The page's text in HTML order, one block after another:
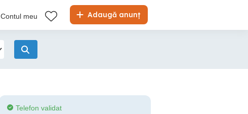
Adaugă anunț
Contul meu
Telefon validat